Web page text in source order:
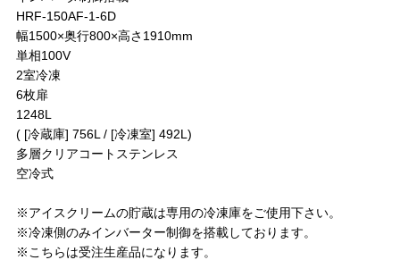
HRF-150AF-1-6D
幅1500×奥行800×高さ1910mm
単相100V
2室冷凍
6枚扉
1248L
( [冷蔵庫] 756L / [冷凍室] 492L)
多層クリアコートステンレス
空冷式
※アイスクリームの貯蔵は専用の冷凍庫をご使用下さい。
※冷凍側のみインバーター制御を搭載しております。
※こちらは受注生産品になります。